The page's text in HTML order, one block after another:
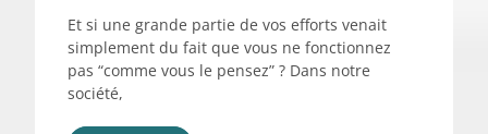
Et si une grande partie de vos efforts venait
simplement du fait que vous ne fonctionnez
pas “comme vous le pensez” ? Dans notre
société,